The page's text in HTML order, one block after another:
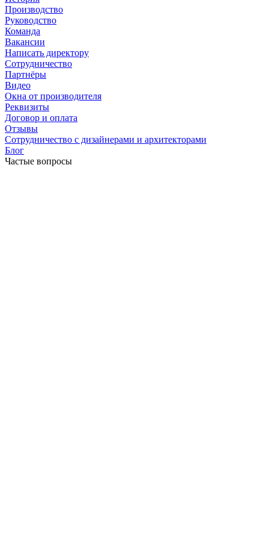
Производство
Руководство
Команда
Вакансии
Написать директору
Сотрудничество
Партнёры
Видео
Окна от производителя
Реквизиты
Договор и оплата
Отзывы
Сотрудничество с дизайнерами и архитекторами
Блог
Частые вопросы